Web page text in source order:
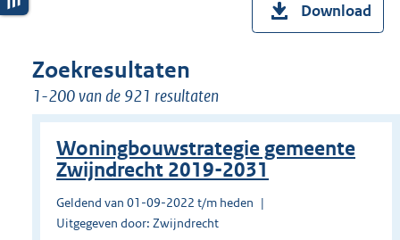
Download
Zoekresultaten
1-200 van de 921 resultaten
Woningbouwstrategie gemeente
Zwijndrecht 2019-2031
Geldend van 01-09-2022 t/m heden
Uitgegeven door: Zwijndrecht